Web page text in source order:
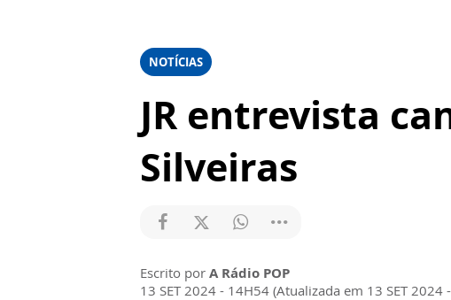
NOTÍCIAS
JR entrevista
Silveiras
Escrito por A Rádio POP
13 SET 2024 - 14H54 (Atualizada em 13 SET 2024